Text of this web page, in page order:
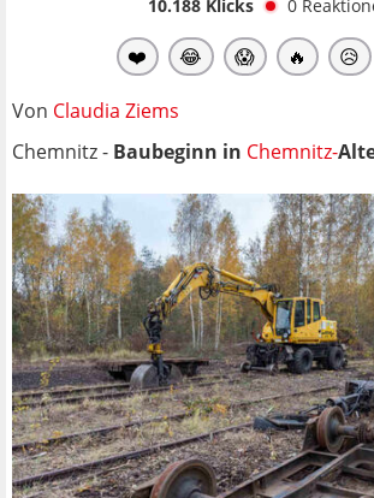
10.188Klicks 0
❤️ 😂 😱 🔥 😥
Von Claudia Ziems
Chemnitz - Baubeginn in Chemnitz-